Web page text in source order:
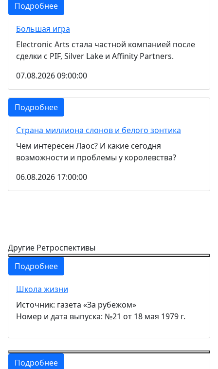
Подробнее
Большая игра
Electronic Arts стала частной компанией после
сделки с PIF, Silver Lake и Affinity Partners.
07.08.2026 09:00:00
Подробнее
Страна миллиона слонов и белого зонтика
Чем интересен Лаос? И какие сегодня
возможности и проблемы у королевства?
06.08.2026 17:00:00
Другие Ретроспективы
Подробнее
Школа жизни
Источник: газета «За рубежом»
Номер и дата выпуска: №21 от 18 мая 1979 г.
Подробнее